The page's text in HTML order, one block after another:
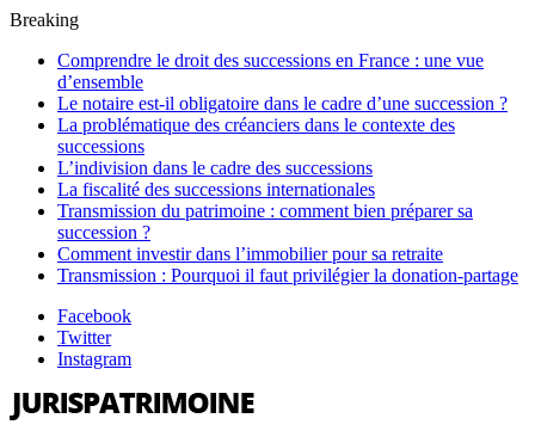
Breaking
Comprendre le droit des successions en France : une vue
d’ensemble
Le notaire est-il obligatoire dans le cadre d’une succession ?
La problématique des créanciers dans le contexte des
successions
L’indivision dans le cadre des successions
La fiscalité des successions internationales
Transmission du patrimoine : comment bien préparer sa
succession ?
Comment investir dans l’immobilier pour sa retraite
Transmission : Pourquoi il faut privilégier la donation-partage
Facebook
Twitter
Instagram